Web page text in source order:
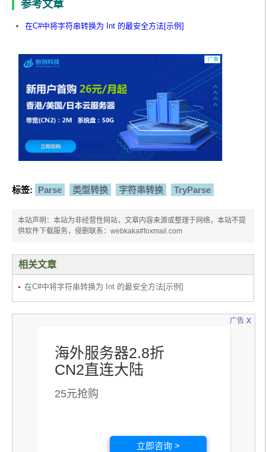
参考文章
在C#中将字符串转换为 Int 的最安全方法[示例]
标签: Parse 类型转换 字符串转换 TryParse
本站声明：本站为非经营性网站，文章内容来源或整理于网络，本站不提
供软件下载服务，侵删联系：webkaka#foxmail.com
相关文章
在C#中将字符串转换为 Int 的最安全方法[示例]
广告
海外服务器2.8折
CN2直连大陆
25元抢购
立即咨询 >
x